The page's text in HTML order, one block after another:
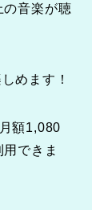
の音楽が聴
めます！
額1,080
用できま